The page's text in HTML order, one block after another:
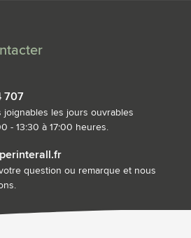
707
joignables les jours ouvrables
- 13:30 à 17:00 heures.
question ou remarque et nous